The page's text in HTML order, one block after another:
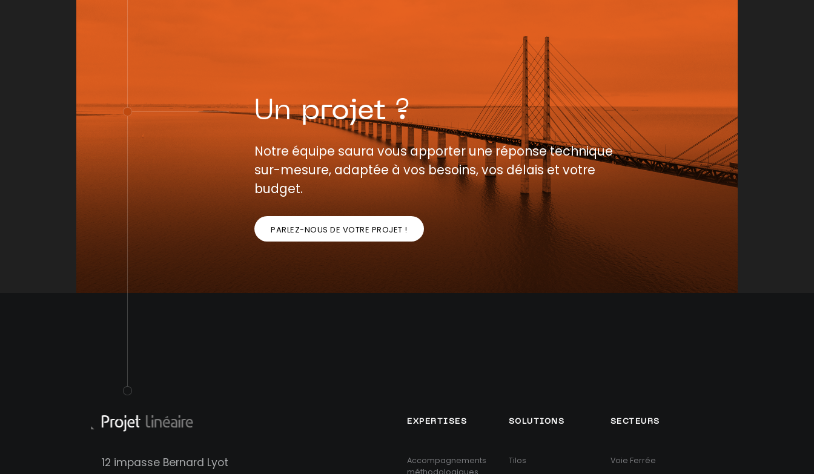
Unprojet?
Notre équipe saura vous apporter une réponse technique
sur-mesure, adaptée à vos besoins, vos délais et votre
budget.
PARLEZ-NOUS DE VOTRE PROJET !
12 impasse Bernard Lyot
EXPERTISES
Accompagnements
méthodologiques
SOLUTIONS
Tilos
SECTEURS
Voie Ferrée